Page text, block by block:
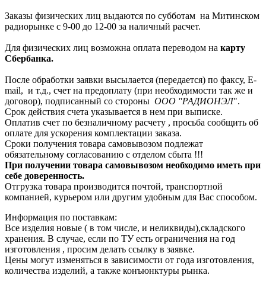
Заказы физических лиц выдаются по субботам на Митинском
радиорынке с 9-00 до 12-00 за наличный расчет.
Для физических лиц возможна оплата переводом на карту
Сбербанка.
После обработки заявки высылается (передается) по факсу, E-
mail, и т.д., счет на предоплату (при необходимости так же и
договор), подписанный со стороны ООО "РАДИОНЭЛ".
Срок действия счета указывается в нем при выписке.
Оплатив счет по безналичному расчету , просьба сообщить об
оплате для ускорения комплектации заказа.
Сроки получения товара самовывозом подлежат
обязательному согласованию с отделом сбыта !!!
При получении товара самовывозом необходимо иметь при
себе доверенность.
Отгрузка товара производится почтой, транспортной
компанией, курьером или другим удобным для Вас способом.
Информация по поставкам:
Все изделия новые ( в том числе, и неликвиды),складского
хранения. В случае, если по ТУ есть ограничения на год
изготовления , просим делать ссылку в заявке.
Цены могут изменяться в зависимости от года изготовления,
количества изделий, а также конъюнктуры рынка.